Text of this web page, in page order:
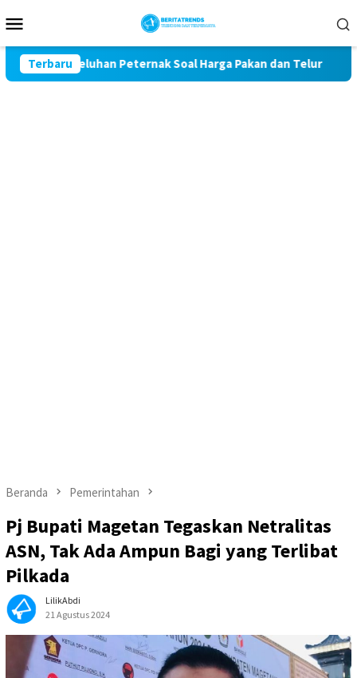
ke
Mobile
Terbaru
Keluhan Peternak Soal Harga Pakan dan Telur
Beranda Pemerintahan
Pj Bupati Magetan Tegaskan Netralitas
ASN, Tak Ada Ampun Bagi yang Terlibat
Pilkada
LilikAbdi
21 Agustus 2024